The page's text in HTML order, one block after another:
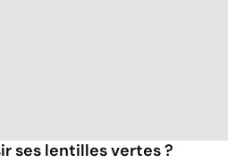
ses lentilles vertes ?